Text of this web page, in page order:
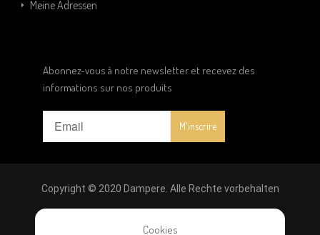
Meine Adressen
Abonnez-vous à notre newsletter et recevez des
informations sur nos produits
Copyright © 2020 Dampere. Alle Rechte vorbehalten
Rechtliche Hinweise| Datenschutz
Cookies